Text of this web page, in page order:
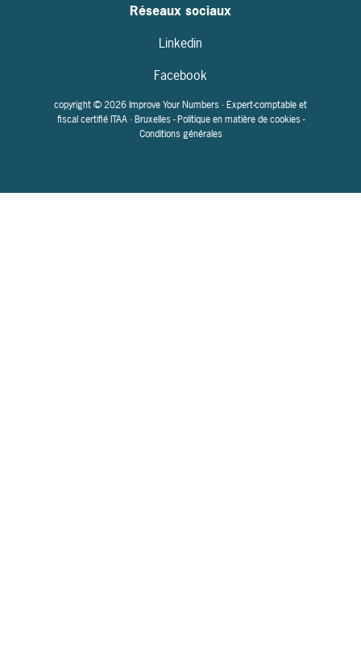
Réseaux sociaux
Linkedin
Facebook
copyright © 2026 Improve Your Numbers · Expert-comptable et
fiscal certifié ITAA · Bruxelles -Politique en matière de cookies-
Conditions générales